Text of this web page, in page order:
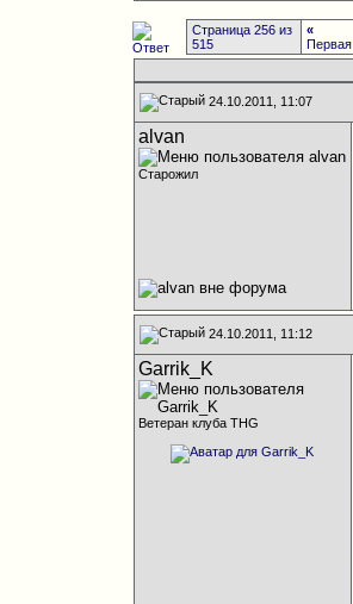
Страница 256 из
515
«
Первая
24.10.2011, 11:07
alvan
Старожил
24.10.2011, 11:12
Garrik_K
Ветеран клуба THG